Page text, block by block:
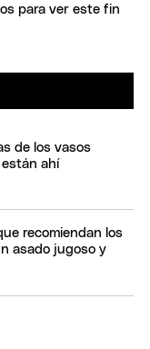
para ver este fin
de los vasos
ahí
recomiendan los
asado jugoso y